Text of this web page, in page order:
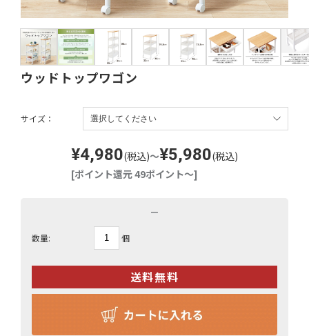
ウッドトップワゴン
¥4,980(税込)～¥5,980(税込)
[ポイント還元 49ポイント～]
サイズ：
－
数量: 個